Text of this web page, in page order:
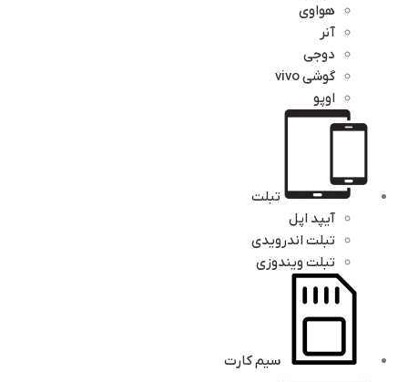
هواوی
آنر
دوجی
گوشی vivo
اوپو
تبلت
آیپد اپل
تبلت اندرویدی
تبلت ویندوزی
سیم کارت